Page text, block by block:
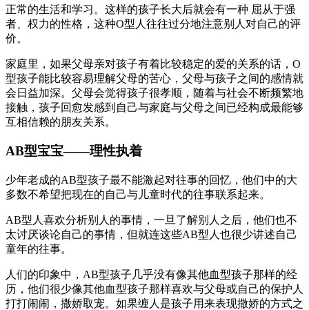
正常的生活和学习。这样的孩子长大后就会有一种 屈从于强
者、权力的性格，这种O型人往往过分地注意别人对自己的评
价。
家庭里，如果父母亲对孩子有着比较稳定的爱的关系的话，O
型孩子能比较容易理解父母的苦心，父母与孩子之间的感情就
会日益加深。父母会觉得孩子很孝顺，随着与社会不断频繁地
接触，孩子回愈发感到自己与家庭与父母之间已经构成最能够
互相信赖的朋友关系。
AB型宝宝——理性执着
少年老成的AB型孩子最不能激起对往事的回忆，他们中的大
多数不希望把现在的自己与儿童时代的往事联系起来。
AB型人喜欢分析别人的事情，一旦了解别人之后，他们也不
太讨厌谈论自己的事情，但就连这些AB型人也很少讲述自己
童年的往事。
人们的印象中，AB型孩子几乎没有像其他血型孩子那样的经
历，他们很少像其他血型孩子那样喜欢与父母或自己的保护人
打打闹闹，撒娇取宠。如果缠人是孩子用来表现撒娇的方式之